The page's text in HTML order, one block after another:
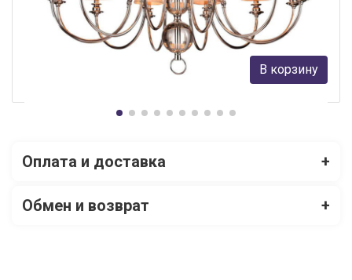
Newport
В корзину
Оплата и доставка +
Обмен и возврат +